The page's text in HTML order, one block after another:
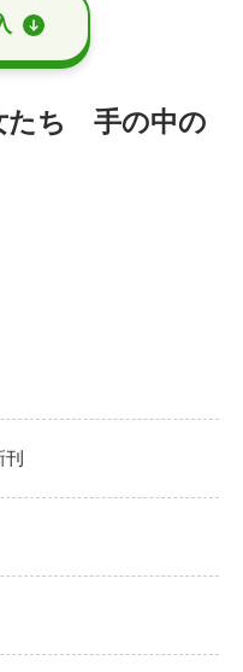
たち 手の中の
刊